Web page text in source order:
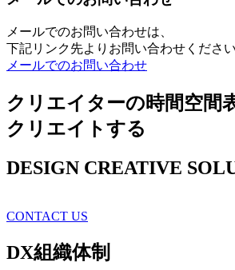
メールでのお問い合わせは、
下記リンク先よりお問い合わせください
メールでのお問い合わせ
クリエイターの時間空間
クリエイトする
DESIGN CREATIVE
CONTACT US
DX組織体制